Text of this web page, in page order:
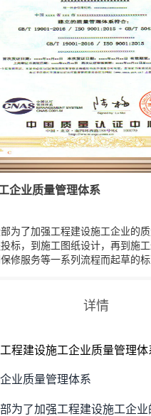
企业质量管理体系
为了加强工程建设施工企业的
标，到施工图纸设计，再到施
修服务等一系列流程而起草的标
详情
工程建设施工企业质量管理体
业质量管理体系
为了加强工程建设施工企